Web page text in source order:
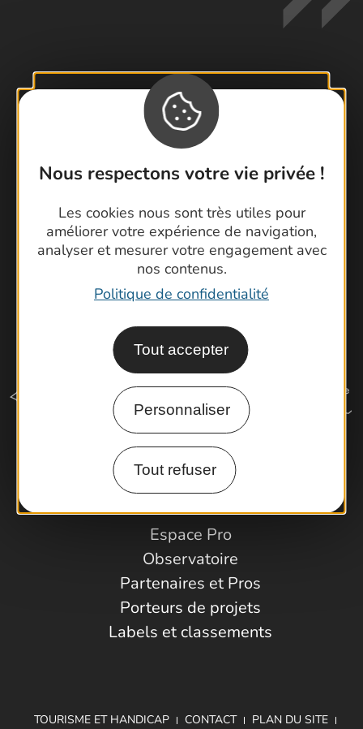
Nous respectons votre vie privée !
Les cookies nous sont très utiles pour
améliorer votre expérience de navigation,
analyser et mesurer votre engagement avec
nos contenus.
Politique de confidentialité
Tout accepter
Personnaliser
Tout refuser
Contactez-nous !
Foire aux questions
Brochures
Cartoguides et Topoguides
Latitude Gard
Comment venir ?
Espace Pro
Observatoire
Partenaires et Pros
Porteurs de projets
Labels et classements
TOURISME ET HANDICAP CONTACT PLAN DU SITE